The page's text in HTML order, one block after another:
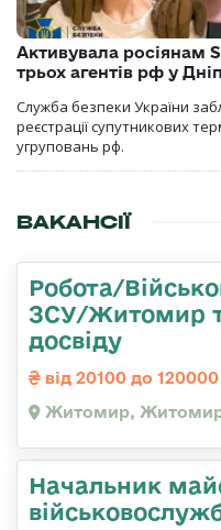
Активувала росіянам
трьох агентів рф у
Служба безпеки України
реєстрації супутникових
угруповань рф.
ВАКАНСІЇ
Робота/
ЗСУ/Житомир
досвіду
від 20100 до
Житомир,
Начальник